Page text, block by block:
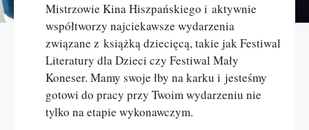
Mistrzowie Kina Hiszpańskiego i aktywnie
współtworzy najciekawsze wydarzenia
związane z książką dziecięcą, takie jak Festiwal
Literatury dla Dzieci czy Festiwal Mały
Koneser. Mamy swoje łby na karku i jesteśmy
gotowi do pracy przy Twoim wydarzeniu nie
tylko na etapie wykonawczym.